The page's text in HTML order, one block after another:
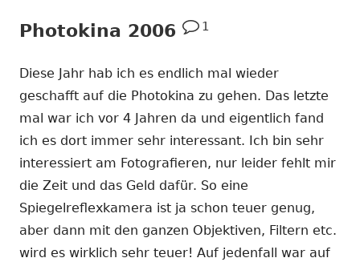
Photokina 2006 1
Diese Jahr hab ich es endlich mal wieder
geschafft auf die Photokina zu gehen. Das letzte
mal war ich vor 4 Jahren da und eigentlich fand
ich es dort immer sehr interessant. Ich bin sehr
interessiert am Fotografieren, nur leider fehlt mir
die Zeit und das Geld dafür. So eine
Spiegelreflexkamera ist ja schon teuer genug,
aber dann mit den ganzen Objektiven, Filtern etc.
wird es wirklich sehr teuer! Auf jedenfall war auf